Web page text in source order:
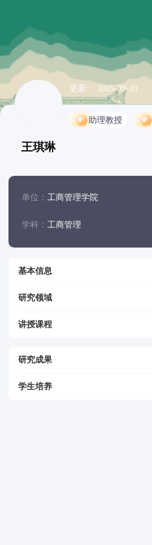
王琪琳
更新： 2025-09-10
助理教授
单位： 工商管理学院
学科： 工商管理
基本信息
研究领域
讲授课程
研究成果
学生培养